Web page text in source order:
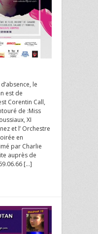
le
est de
Corentin Call,
de :Miss
XI
et l’ Orchestre
en
par Charlie
auprès de
[…]